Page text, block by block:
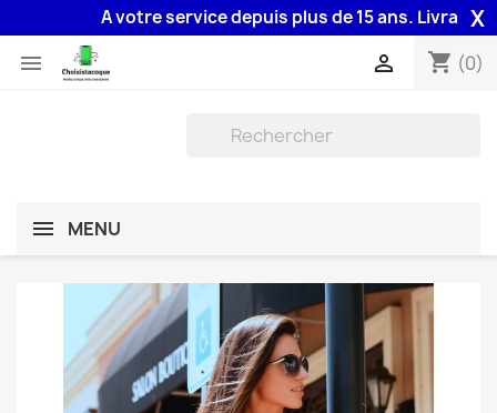
A votre service depuis plus de 15 ans. LivraisonX
 shopping_cart (0)

MENU